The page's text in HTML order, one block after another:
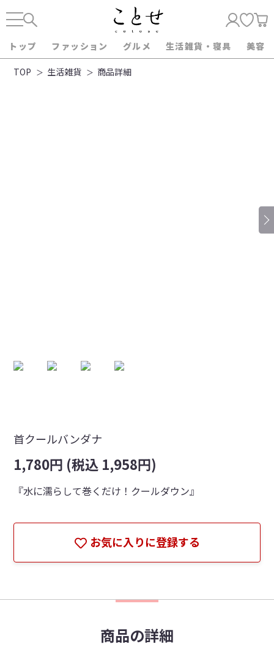
トップ ファッション グルメ 生活雑貨・寝具 美容
TOP 生活雑貨 商品詳細
首クールバンダナ
1,780円 (税込 1,958円)
『水に濡らして巻くだけ！クールダウン』
お気に入りに登録する
商品の詳細